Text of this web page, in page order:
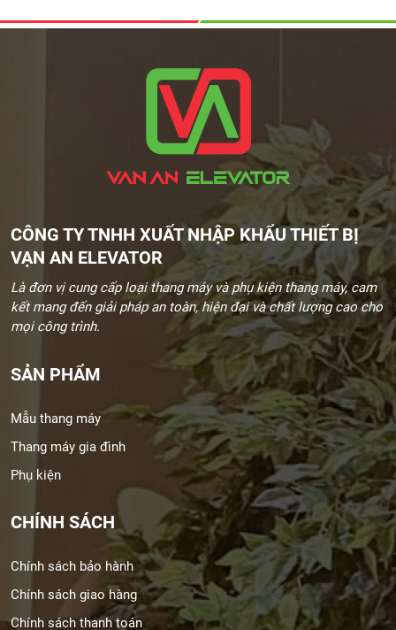
CÔNG TY TNHH XUẤT NHẬP KHẨU THIẾT BỊ
VẠN AN ELEVATOR
Là đơn vị cung cấp loại thang máy và phụ kiện thang máy, cam
kết mang đến giải pháp an toàn, hiện đại và chất lượng cao cho
mọi công trình.
SẢN PHẨM
Mẫu thang máy
Thang máy gia đình
Phụ kiện
CHÍNH SÁCH
Chính sách bảo hành
Chính sách giao hàng
Chính sách thanh toán